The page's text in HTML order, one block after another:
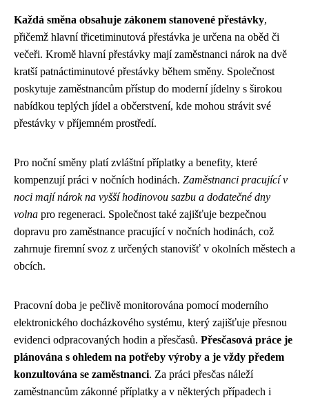
Každá směna obsahuje zákonem stanovené přestávky,
přičemž hlavní třicetiminutová přestávka je určena na oběd či
večeři. Kromě hlavní přestávky mají zaměstnanci nárok na dvě
kratší patnáctiminutové přestávky během směny. Společnost
poskytuje zaměstnancům přístup do moderní jídelny s širokou
nabídkou teplých jídel a občerstvení, kde mohou strávit své
přestávky v příjemném prostředí.
Pro noční směny platí zvláštní příplatky a benefity, které
kompenzují práci v nočních hodinách. Zaměstnanci pracující v
noci mají nárok na vyšší hodinovou sazbu a dodatečné dny
volna pro regeneraci. Společnost také zajišťuje bezpečnou
dopravu pro zaměstnance pracující v nočních hodinách, což
zahrnuje firemní svoz z určených stanovišť v okolních městech a
obcích.
Pracovní doba je pečlivě monitorována pomocí moderního
elektronického docházkového systému, který zajišťuje přesnou
evidenci odpracovaných hodin a přesčasů. Přesčasová práce je
plánována s ohledem na potřeby výroby a je vždy předem
konzultována se zaměstnanci. Za práci přesčas náleží
zaměstnancům zákonné příplatky a v některých případech i